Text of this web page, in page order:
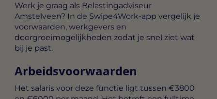
Werk je graag als Belastingadviseur
Amstelveen? In de Swipe4Work-app vergelijk je
voorwaarden, werkgevers en
doorgroeimogelijkheden zodat je snel ziet wat
bij je past.
Arbeidsvoorwaarden
Het salaris voor deze functie ligt tussen €3800